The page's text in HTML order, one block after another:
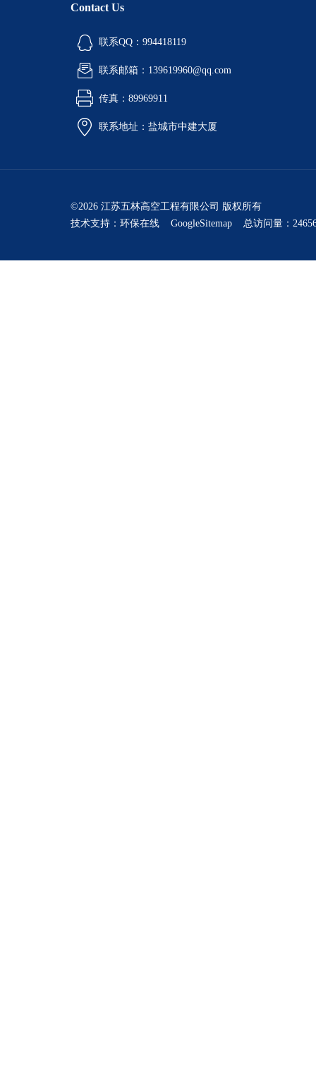
Contact Us
联系QQ：994418119
联系邮箱：139619960@qq.com
传真：89969911
联系地址：盐城市中建大厦
©2026 江苏五林高空工程有限公司 版权所有
技术支持： 环保在线 GoogleSitemap 总访问量：